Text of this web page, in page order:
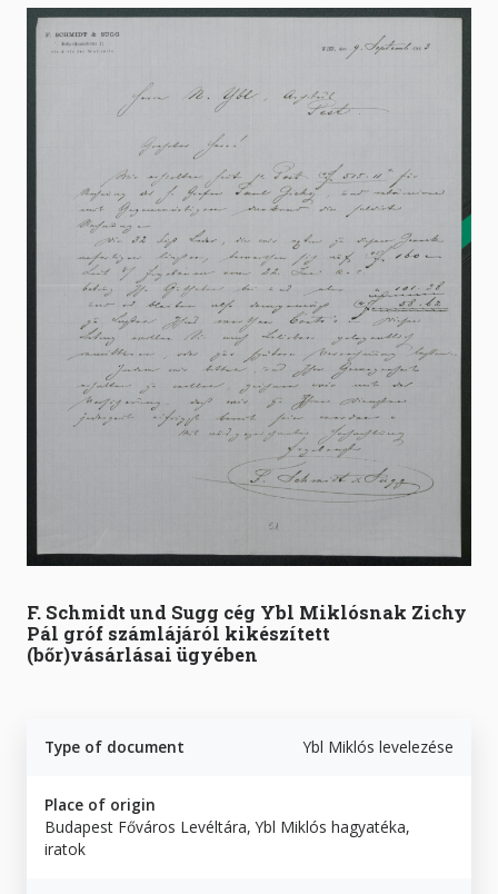
F. Schmidt und Sugg cég Ybl Miklósnak Zichy
Pál gróf számlájáról kikészített
(bőr)vásárlásai ügyében
Type of document Ybl Miklós levelezése
Place of origin
Budapest Főváros Levéltára, Ybl Miklós hagyatéka,
iratok